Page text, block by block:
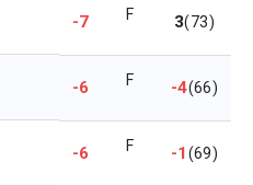
-7 F 3(73)
-6 F -4(66)
-6 F -1(69)